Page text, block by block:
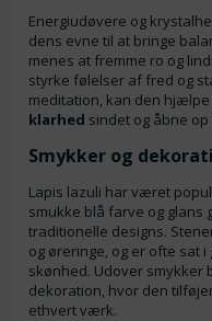
Energiudøvere og
dens evne til at bringe
menes at fremme ro og
styrke følelser af fred og
meditation, kan den
klarhed sindet og åbne
Smykker og
Lapis lazuli har været
smukke blå farve og glans
traditionelle designs.
og øreringe, og er ofte sat
skønhed. Udover smykker
dekoration, hvor den
ethvert værk.